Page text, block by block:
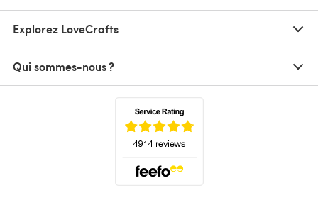
Explorez LoveCrafts
Qui sommes-nous ?